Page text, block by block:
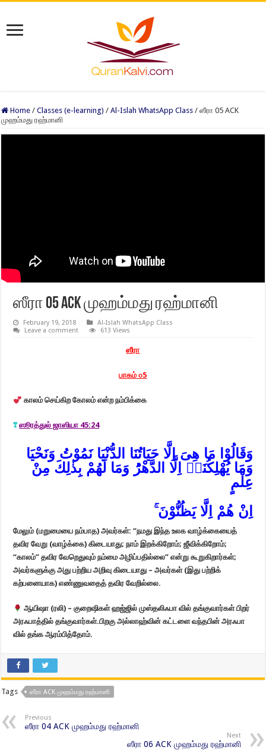
Home / Classes (e-learning) / Al-Islah WhatsApp Class / ஸீரா 05 ACK
முஹம்மது ரஹ்மானி
ஸீரா 05 ACK முஹம்மது ரஹ்மானி
February 19, 2018
Al-Islah WhatsApp Class
Leave a comment
613 Views
ஸீரா
பாகம் ௦5
காலம் செய்கிற கோலம் என்ற நம்பிக்கை
❣ ஸூரத்துல் ஜாஸியா 45:24
وَقَالُوْا مَا هِىَ اِلَّا حَيَاتُنَا الدُّنْيَا نَمُوْتُ وَنَحْيَا
وَمَا يُهْلِكُنَاۤ اِلَّا الدَّهْرُ‌ؕ وَمَا لَهُمْ بِذٰلِكَ مِنْ
ۚ اِنْ هُمْ اِلَّا يَظُنُّوْنَ‏
மேலும் (மறுமையை நம்பாத) அவர்கள்: “நமது இந்த உலக வாழ்க்கையைத்
தவிர வேறு (வாழ்க்கை) கிடையாது; நாம் இறக்கிறோம்; ஜீவிக்கிறோம்;
“காலம்” தவிர வேறெதுவும் நம்மை அழிப்பதில்லை” என்று கூறுகிறார்கள்;
அவர்களுக்கு அது பற்றிய அறிவு கிடையாது – அவர்கள் (இது பற்றிக்
கற்பனையாக) எண்ணுவதைத் தவிர வேறில்லை.
ஆயிஷா (ரலி) – குறைஷிகள் ஹஜ்ஜில் முஸ்தலிஃபா வில் தங்குவார்கள் பிறர்
அரஃபாத்தில் தங்குவார்கள்.பிறகு அல்லாஹ்வின் கட்டளை வந்தபின் அரஃபா
வில் தங்க ஆரம்பித்தோம்.
Tags ஸீரா ACK முஹம்மது ரஹ்மானி
Previous
ஸீரா 04 ACK முஹம்மது ரஹ்மானி
Next
ஸீரா 06 ACK முஹம்மது ரஹ்மானி